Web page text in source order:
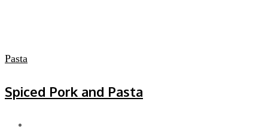
Pasta
Spiced Pork and Pasta